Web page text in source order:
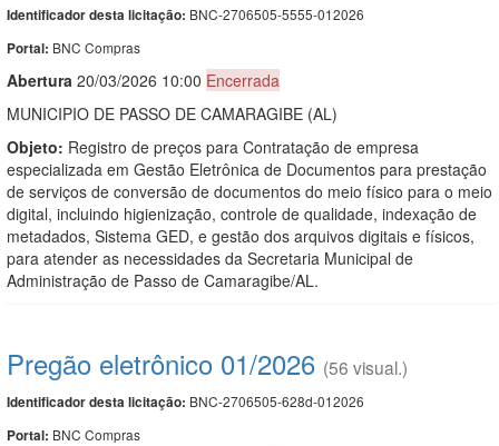
Identificador desta licitação: BNC-2706505-5555-012026
Portal: BNC Compras
Abertura 20/03/2026 10:00 Encerrada
MUNICIPIO DE PASSO DE CAMARAGIBE (AL)
Objeto: Registro de preços para Contratação de empresa
especializada em Gestão Eletrônica de Documentos para prestação
de serviços de conversão de documentos do meio físico para o meio
digital, incluindo higienização, controle de qualidade, indexação de
metadados, Sistema GED, e gestão dos arquivos digitais e físicos,
para atender as necessidades da Secretaria Municipal de
Administração de Passo de Camaragibe/AL.
Pregão eletrônico 01/2026 (56 visual.)
Identificador desta licitação: BNC-2706505-628d-012026
Portal: BNC Compras